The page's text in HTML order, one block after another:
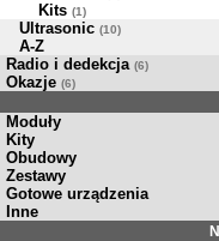
Kits (1)
Ultrasonic (10)
A-Z
Radio i dedekcja (6)
Okazje (6)
Moduły
Kity
Obudowy
Zestawy
Gotowe urządzenia
Inne